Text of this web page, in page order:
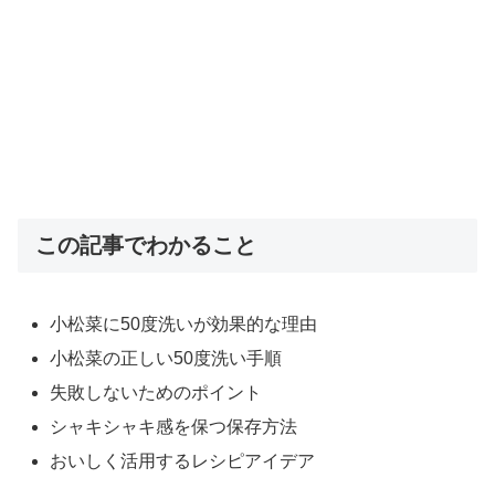
この記事でわかること
小松菜に50度洗いが効果的な理由
小松菜の正しい50度洗い手順
失敗しないためのポイント
シャキシャキ感を保つ保存方法
おいしく活用するレシピアイデア